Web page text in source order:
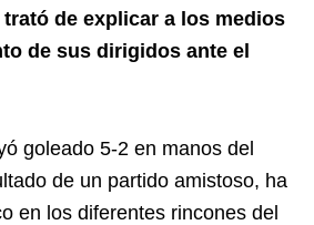
de explicar a los medios
de sus dirigidos ante el
goleado 5-2 en manos del
de un partido amistoso, ha
en los diferentes rincones del